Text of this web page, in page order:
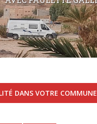
DANS VOTRE COMMUNE